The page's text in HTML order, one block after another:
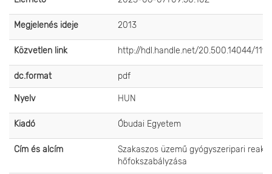
Megjelenés ideje 2013
Közvetlen link http://hdl.handle.net/20.500.14044/
dc.format pdf
Nyelv HUN
Kiadó Óbudai Egyetem
Cím és alcím
Szakaszos üzemű gyógyszeripari
hőfokszabályzása